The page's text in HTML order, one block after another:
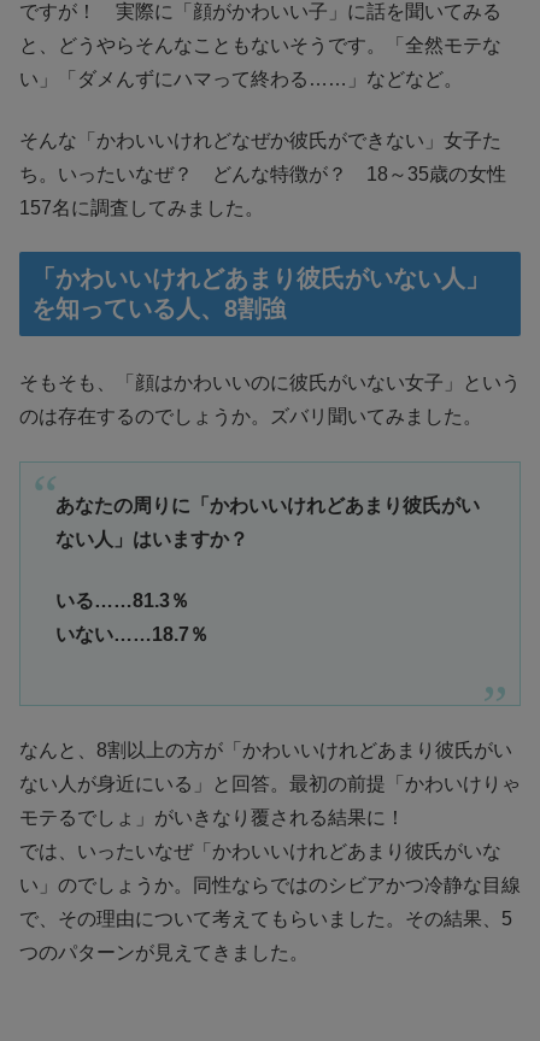
ですが！ 実際に「顔がかわいい子」に話を聞いてみる
と、どうやらそんなこともないそうです。「全然モテな
い」「ダメんずにハマって終わる……」などなど。
そんな「かわいいけれどなぜか彼氏ができない」女子た
ち。いったいなぜ？ どんな特徴が？ 18～35歳の女性
157名に調査してみました。
「かわいいけれどあまり彼氏がいない人」
を知っている人、8割強
そもそも、「顔はかわいいのに彼氏がいない女子」という
のは存在するのでしょうか。ズバリ聞いてみました。
あなたの周りに「かわいいけれどあまり彼氏がい
ない人」はいますか？
いる……81.3％
いない……18.7％
なんと、8割以上の方が「かわいいけれどあまり彼氏がい
ない人が身近にいる」と回答。最初の前提「かわいけりゃ
モテるでしょ」がいきなり覆される結果に！
では、いったいなぜ「かわいいけれどあまり彼氏がいな
い」のでしょうか。同性ならではのシビアかつ冷静な目線
で、その理由について考えてもらいました。その結果、5
つのパターンが見えてきました。